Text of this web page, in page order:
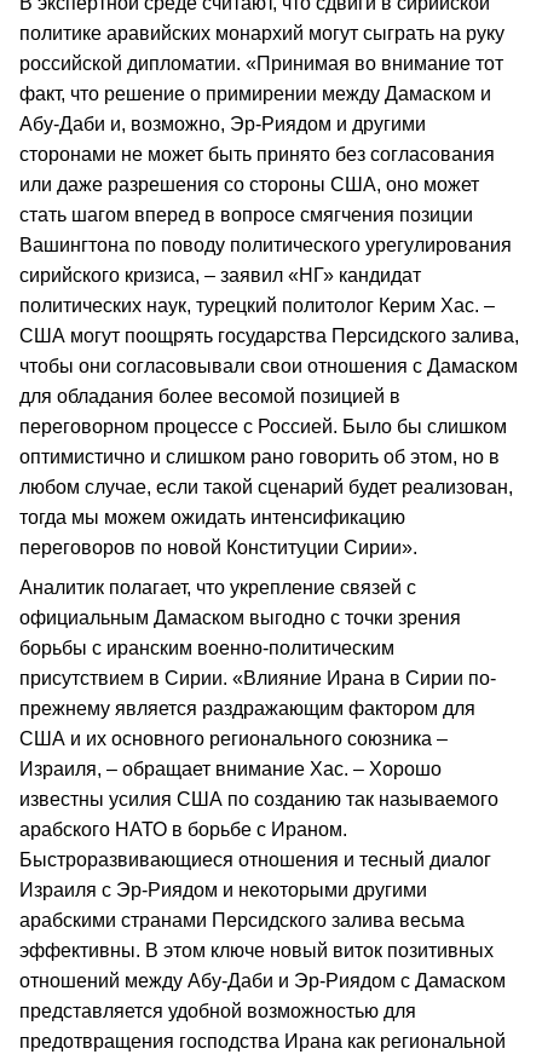
политике аравийских монархий могут сыграть на руку
российской дипломатии. «Принимая во внимание тот
факт, что решение о примирении между Дамаском и
Абу-Даби и, возможно, Эр-Риядом и другими
сторонами не может быть принято без согласования
или даже разрешения со стороны США, оно может
стать шагом вперед в вопросе смягчения позиции
Вашингтона по поводу политического урегулирования
сирийского кризиса, – заявил «НГ» кандидат
политических наук, турецкий политолог Керим Хас. –
США могут поощрять государства Персидского залива,
чтобы они согласовывали свои отношения с Дамаском
для обладания более весомой позицией в
переговорном процессе с Россией. Было бы слишком
оптимистично и слишком рано говорить об этом, но в
любом случае, если такой сценарий будет реализован,
тогда мы можем ожидать интенсификацию
переговоров по новой Конституции Сирии».
Аналитик полагает, что укрепление связей с
официальным Дамаском выгодно с точки зрения
борьбы с иранским военно-политическим
присутствием в Сирии. «Влияние Ирана в Сирии по-
прежнему является раздражающим фактором для
США и их основного регионального союзника –
Израиля, – обращает внимание Хас. – Хорошо
известны усилия США по созданию так называемого
арабского НАТО в борьбе с Ираном.
Быстроразвивающиеся отношения и тесный диалог
Израиля с Эр-Риядом и некоторыми другими
арабскими странами Персидского залива весьма
эффективны. В этом ключе новый виток позитивных
отношений между Абу-Даби и Эр-Риядом с Дамаском
представляется удобной возможностью для
предотвращения господства Ирана как региональной